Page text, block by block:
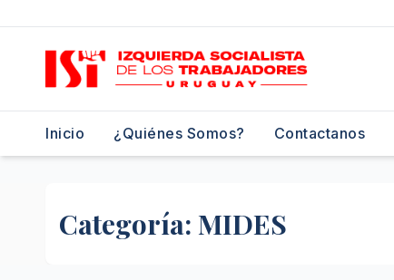
contenido
Inicio ¿Quiénes Somos? Contactanos
Categoría: MIDES